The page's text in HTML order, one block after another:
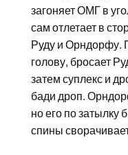
загоняет ОМГ в
сам отлетает в
Руду и Орндорфу.
голову, бросает
затем суплекс и
бади дроп.
но его по затылку
спины